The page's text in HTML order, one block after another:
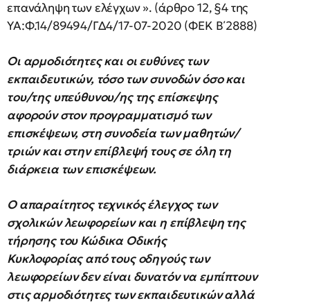
επανάληψη των ελέγχων ». (άρθρο 12, §4 της
ΥΑ:Φ.14/89494/ΓΔ4/17-07-2020 (ΦΕΚ Β΄2888)
Οι αρμοδιότητες και οι ευθύνες των
εκπαιδευτικών, τόσο των συνοδών όσο και
του/της υπεύθυνου/ης της επίσκεψης
αφορούν στον προγραμματισμό των
επισκέψεων, στη συνοδεία των μαθητών/
τριών και στην επίβλεψή τους σε όλη τη
διάρκεια των επισκέψεων.
Ο απαραίτητος τεχνικός έλεγχος των
σχολικών λεωφορείων και η επίβλεψη της
τήρησης του Κώδικα Οδικής
Κυκλοφορίας από τους οδηγούς των
λεωφορείων δεν είναι δυνατόν να εμπίπτουν
στις αρμοδιότητες των εκπαιδευτικών αλλά